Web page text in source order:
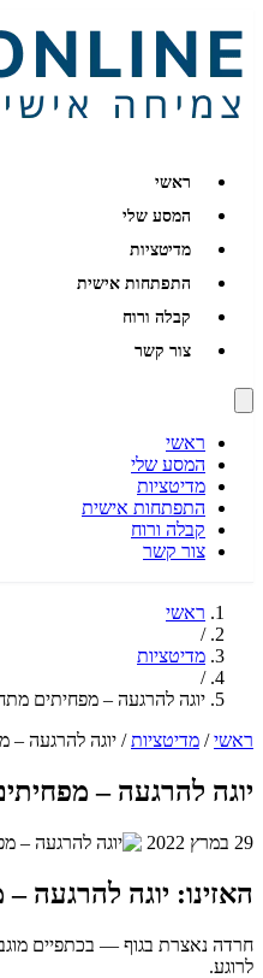
ראשי
המסע שלי
מדיטציות
התפתחות אישית
קבלה ורוח
צור קשר
ראשי
המסע שלי
מדיטציות
התפתחות אישית
קבלה ורוח
צור קשר
ראשי
/
מדיטציות
/
יוגה להרגעה – מפחיתים
ראשי / מדיטציות / יוגה להרגעה –
יוגה להרגעה –
29 במרץ 2022
האזינו: יוגה להרגעה
חרדה נאצרת בגוף — בכתפיים
לרוגע.